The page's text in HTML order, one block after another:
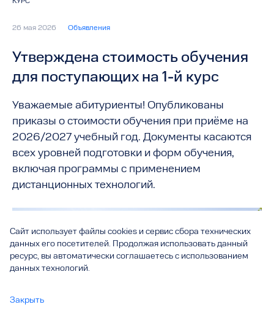
26 мая 2026 Объявления
Утверждена стоимость обучения
для поступающих на 1-й курс
Уважаемые абитуриенты! Опубликованы
приказы о стоимости обучения при приёме на
2026/2027 учебный год. Документы касаются
всех уровней подготовки и форм обучения,
включая программы с применением
дистанционных технологий.
Сайт использует файлы cookies и сервис сбора технических
данных его посетителей. Продолжая использовать данный
ресурс, вы автоматически соглашаетесь с использованием
данных технологий.
Закрыть